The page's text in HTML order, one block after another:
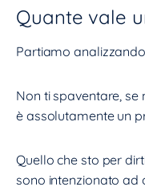
Quante vale
Partiamo
Non ti spaventare, se
è assolutamente un
Quello che sto per
sono intenzionato ad